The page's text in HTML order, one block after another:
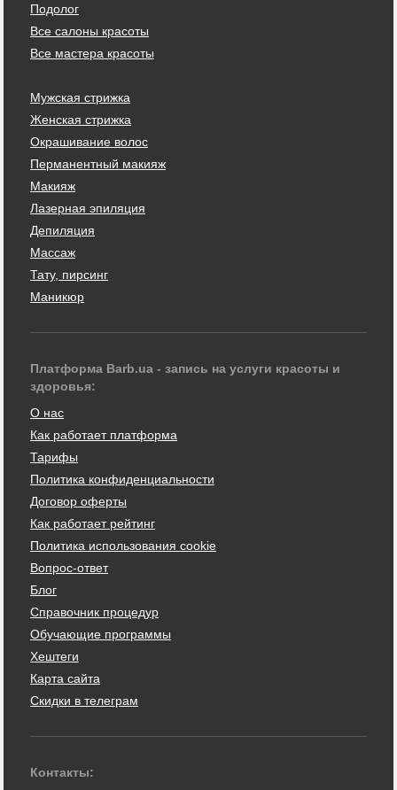
Подолог
Все салоны красоты
Все мастера красоты
Мужская стрижка
Женская стрижка
Окрашивание волос
Перманентный макияж
Макияж
Лазерная эпиляция
Депиляция
Массаж
Тату, пирсинг
Маникюр
Платформа Barb.ua - запись на услуги красоты и
здоровья:
О нас
Как работает платформа
Тарифы
Политика конфиденциальности
Договор оферты
Как работает рейтинг
Политика использования cookie
Вопрос-ответ
Блог
Справочник процедур
Обучающие программы
Хештеги
Карта сайта
Скидки в телеграм
Контакты: